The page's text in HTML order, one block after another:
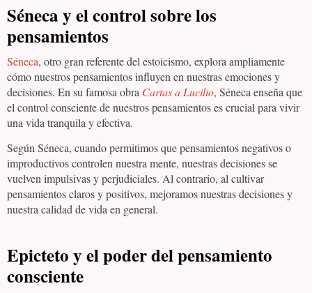
Séneca y el control sobre los
pensamientos
Séneca, otro gran referente del estoicismo, explora ampliamente
cómo nuestros pensamientos influyen en nuestras emociones y
decisiones. En su famosa obra Cartas a Lucilio, Séneca enseña que
el control consciente de nuestros pensamientos es crucial para vivir
una vida tranquila y efectiva.
Según Séneca, cuando permitimos que pensamientos negativos o
improductivos controlen nuestra mente, nuestras decisiones se
vuelven impulsivas y perjudiciales. Al contrario, al cultivar
pensamientos claros y positivos, mejoramos nuestras decisiones y
nuestra calidad de vida en general.
Epicteto y el poder del pensamiento
consciente